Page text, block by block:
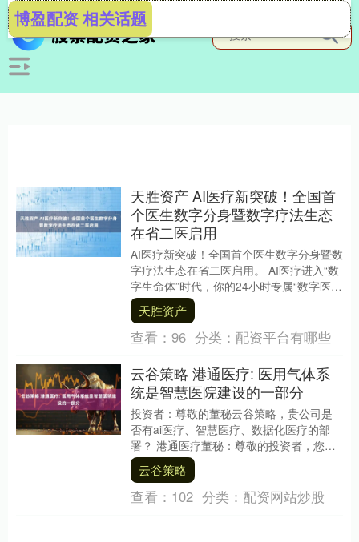
博盈配资 相关话题
天胜资产 AI医疗新突破！全国首
个医生数字分身暨数字疗法生态
在省二医启用
AI医疗新突破！全国首个医生数字分身暨数
字疗法生态在省二医启用。 AI医疗进入“数
字生命体”时代，你的24小时专属“数字医
生”，真的来了！ 2月28日，由广东省....
天胜资产
查看： 96 分类： 配资平台有哪些
云谷策略 港通医疗: 医用气体系
统是智慧医院建设的一部分
投资者：尊敬的董秘云谷策略，贵公司是
否有ai医疗、智慧医疗、数据化医疗的部
署？ 港通医疗董秘：尊敬的投资者，您
好！公司专注于为各类医疗机构提供医用
气体装备及系统....
云谷策略
查看： 102 分类： 配资网站炒股